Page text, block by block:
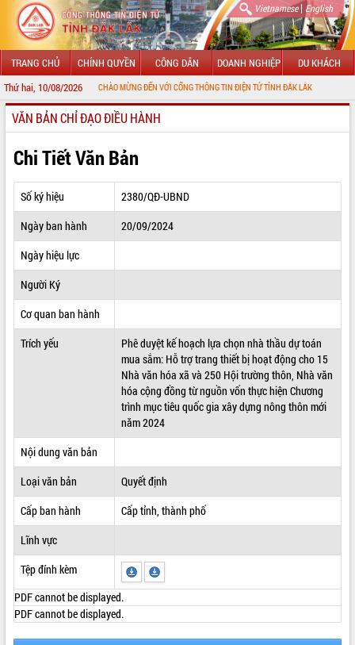
Vietnamese| English
TRANG CHỦ CHÍNH QUYỀN CÔNG DÂN DOANH NGHIỆP DU KHÁCH
Thứ hai, 10/08/2026CHÀO MỪNG ĐẾN VỚI CỔNG THÔNG TIN ĐIỆN TỬ TỈNH ĐẮK LẮK
GIỚI THIỆU
LÃNH ĐẠO UBND TỈNH
TIN TỨC SỰ KIỆN
SỞ, BAN, NGÀNH
THÔNG TIN CHỈ ĐẠO ĐIỀU HÀNH
HỆ THỐNG VĂN BẢN
VĂN BẢN HĐND TỈNH
VĂN BẢN CHỈ ĐẠO ĐIỀU HÀNH
Chi Tiết Văn Bản
Số ký hiệu
2380/QĐ-UBND
Ngày ban hành
20/09/2024
Ngày hiệu lực
Người Ký
Cơ quan ban hành
Trích yếu
Phê duyệt kế hoạch lựa chọn nhà thầu dự toán
mua sắm: Hỗ trợ trang thiết bị hoạt động cho 15
Nhà văn hóa xã và 250 Hội trường thôn, Nhà văn
hóa cộng đồng từ nguồn vốn thực hiện Chương
trình mục tiêu quốc gia xây dựng nông thôn mới
năm 2024
Nội dung văn bản
Loại văn bản
Quyết định
Cấp ban hành
Cấp tỉnh, thành phố
Lĩnh vực
Tệp đính kèm
PDF cannot be displayed.
PDF cannot be displayed.